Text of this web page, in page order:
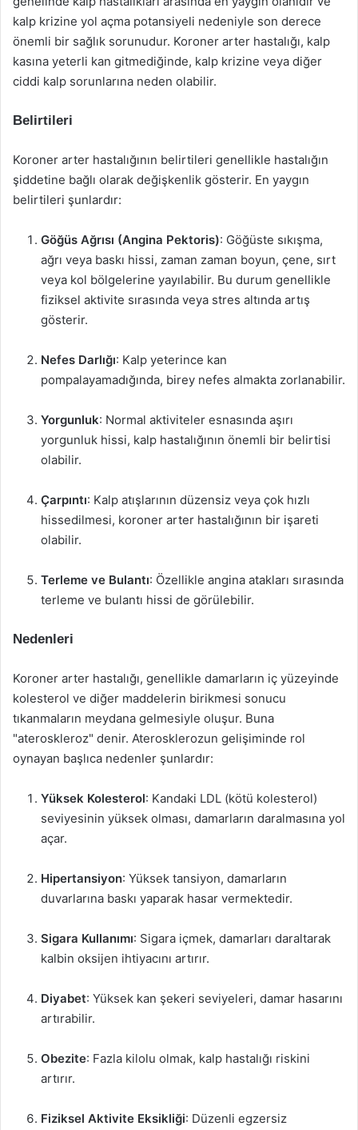
kalp krizine yol açma potansiyeli nedeniyle son derece
önemli bir sağlık sorunudur. Koroner arter hastalığı, kalp
kasına yeterli kan gitmediğinde, kalp krizine veya diğer
ciddi kalp sorunlarına neden olabilir.
Belirtileri
Koroner arter hastalığının belirtileri genellikle hastalığın
şiddetine bağlı olarak değişkenlik gösterir. En yaygın
belirtileri şunlardır:
Göğüs Ağrısı (Angina Pektoris): Göğüste sıkışma,
ağrı veya baskı hissi, zaman zaman boyun, çene, sırt
veya kol bölgelerine yayılabilir. Bu durum genellikle
fiziksel aktivite sırasında veya stres altında artış
gösterir.
Nefes Darlığı: Kalp yeterince kan
pompalayamadığında, birey nefes almakta zorlanabilir.
Yorgunluk: Normal aktiviteler esnasında aşırı
yorgunluk hissi, kalp hastalığının önemli bir belirtisi
olabilir.
Çarpıntı: Kalp atışlarının düzensiz veya çok hızlı
hissedilmesi, koroner arter hastalığının bir işareti
olabilir.
Terleme ve Bulantı: Özellikle angina atakları sırasında
terleme ve bulantı hissi de görülebilir.
Nedenleri
Koroner arter hastalığı, genellikle damarların iç yüzeyinde
kolesterol ve diğer maddelerin birikmesi sonucu
tıkanmaların meydana gelmesiyle oluşur. Buna
"ateroskleroz" denir. Aterosklerozun gelişiminde rol
oynayan başlıca nedenler şunlardır:
Yüksek Kolesterol: Kandaki LDL (kötü kolesterol)
seviyesinin yüksek olması, damarların daralmasına yol
açar.
Hipertansiyon: Yüksek tansiyon, damarların
duvarlarına baskı yaparak hasar vermektedir.
Sigara Kullanımı: Sigara içmek, damarları daraltarak
kalbin oksijen ihtiyacını artırır.
Diyabet: Yüksek kan şekeri seviyeleri, damar hasarını
artırabilir.
Obezite: Fazla kilolu olmak, kalp hastalığı riskini
artırır.
Fiziksel Aktivite Eksikliği: Düzenli egzersiz